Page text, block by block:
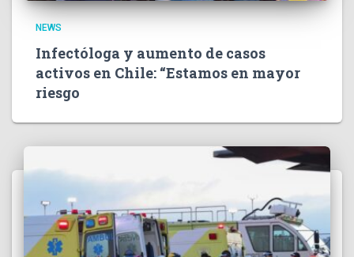
NEWS
Infectóloga y aumento de casos
activos en Chile: “Estamos en mayor
riesgo